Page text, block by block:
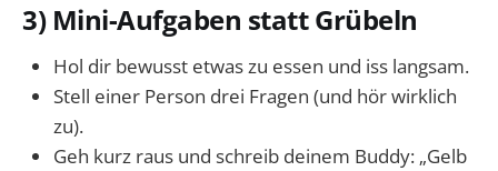
3) Mini-Aufgaben statt Grübeln
Hol dir bewusst etwas zu essen und iss langsam.
Stell einer Person drei Fragen (und hör wirklich
zu).
Geh kurz raus und schreib deinem Buddy: „Gelb